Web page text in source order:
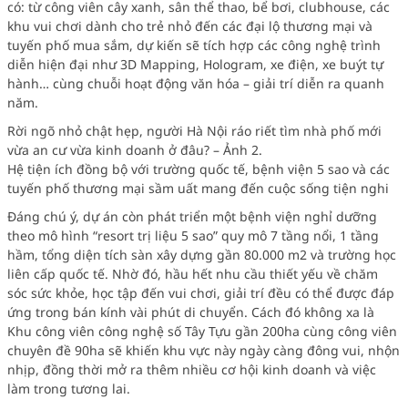
có: từ công viên cây xanh, sân thể thao, bể bơi, clubhouse, các
khu vui chơi dành cho trẻ nhỏ đến các đại lộ thương mại và
tuyến phố mua sắm, dự kiến sẽ tích hợp các công nghệ trình
diễn hiện đại như 3D Mapping, Hologram, xe điện, xe buýt tự
hành… cùng chuỗi hoạt động văn hóa – giải trí diễn ra quanh
năm.
Rời ngõ nhỏ chật hẹp, người Hà Nội ráo riết tìm nhà phố mới
vừa an cư vừa kinh doanh ở đâu? – Ảnh 2.
Hệ tiện ích đồng bộ với trường quốc tế, bệnh viện 5 sao và các
tuyến phố thương mại sầm uất mang đến cuộc sống tiện nghi
Đáng chú ý, dự án còn phát triển một bệnh viện nghỉ dưỡng
theo mô hình “resort trị liệu 5 sao” quy mô 7 tầng nổi, 1 tầng
hầm, tổng diện tích sàn xây dựng gần 80.000 m2 và trường học
liên cấp quốc tế. Nhờ đó, hầu hết nhu cầu thiết yếu về chăm
sóc sức khỏe, học tập đến vui chơi, giải trí đều có thể được đáp
ứng trong bán kính vài phút di chuyển. Cách đó không xa là
Khu công viên công nghệ số Tây Tựu gần 200ha cùng công viên
chuyên đề 90ha sẽ khiến khu vực này ngày càng đông vui, nhộn
nhịp, đồng thời mở ra thêm nhiều cơ hội kinh doanh và việc
làm trong tương lai.